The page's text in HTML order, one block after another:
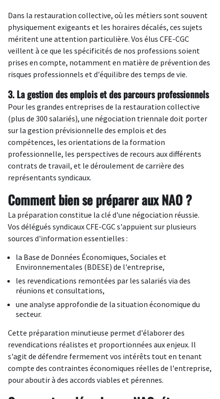
Dans la restauration collective, où les métiers sont souvent
physiquement exigeants et les horaires décalés, ces sujets
méritent une attention particulière. Vos élus CFE-CGC
veillent à ce que les spécificités de nos professions soient
prises en compte, notamment en matière de prévention des
risques professionnels et d'équilibre des temps de vie.
3. La gestion des emplois et des parcours professionnels
Pour les grandes entreprises de la restauration collective
(plus de 300 salariés), une négociation triennale doit porter
sur la gestion prévisionnelle des emplois et des
compétences, les orientations de la formation
professionnelle, les perspectives de recours aux différents
contrats de travail, et le déroulement de carrière des
représentants syndicaux.
Comment bien se préparer aux NAO ?
La préparation constitue la clé d'une négociation réussie.
Vos délégués syndicaux CFE-CGC s'appuient sur plusieurs
sources d'information essentielles :
la Base de Données Économiques, Sociales et
Environnementales (BDESE) de l'entreprise,
les revendications remontées par les salariés via des
réunions et consultations,
une analyse approfondie de la situation économique du
secteur.
Cette préparation minutieuse permet d'élaborer des
revendications réalistes et proportionnées aux enjeux. Il
s'agit de défendre fermement vos intérêts tout en tenant
compte des contraintes économiques réelles de l'entreprise,
pour aboutir à des accords viables et pérennes.